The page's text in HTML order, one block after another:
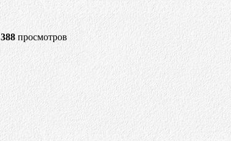
388просмотров